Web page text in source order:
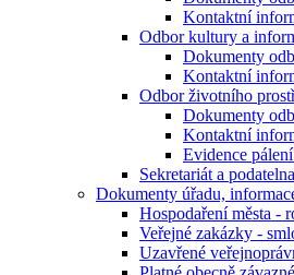
Kontaktní
Odbor kultury a
Dokumenty
Kontaktní
Odbor životního
Dokumenty
Kontaktní
Evidence
Sekretariát a podatelna
Dokumenty úřadu,
Hospodaření města -
Veřejné zakázky -
Uzavřené